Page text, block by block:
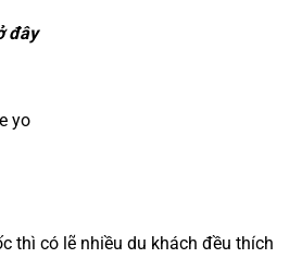
đây
yo
thì có lẽ nhiều du khách đều thích